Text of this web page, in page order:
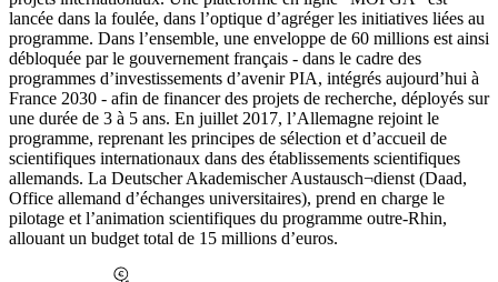
lancée dans la foulée, dans l’optique d’agréger les initiatives liées au
programme. Dans l’ensemble, une enveloppe de 60 millions est ainsi
débloquée par le gouvernement français - dans le cadre des
programmes d’investissements d’avenir PIA, intégrés aujourd’hui à
France 2030 - afin de financer des projets de recherche, déployés sur
une durée de 3 à 5 ans. En juillet 2017, l’Allemagne rejoint le
programme, reprenant les principes de sélection et d’accueil de
scientifiques internationaux dans des établissements scientifiques
allemands. La Deutscher Akademischer Austausch¬dienst (Daad,
Office allemand d’échanges universitaires), prend en charge le
pilotage et l’animation scientifiques du programme outre-Rhin,
allouant un budget total de 15 millions d’euros.